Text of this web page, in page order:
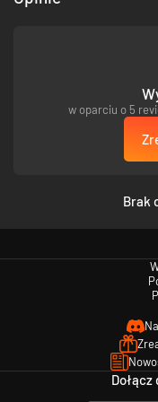
Emitowany we Francji
pokoleń. Kilka milionów
Po raz pierwszy
przygodowej grze
metalowy kolos.
w oparciu o 5
Brak
Dołącz